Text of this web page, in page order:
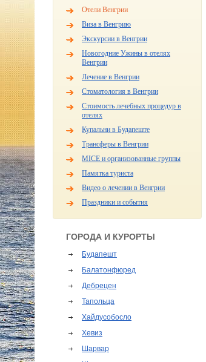
Отели Венгрии
Виза в Венгрию
Экскурсии в Венгрии
Новогодние Ужины в отелях
Венгрии
Лечение в Венгрии
Стоматология в Венгрии
Стоимость лечебных процедур в
отелях
Купальни в Будапеште
Трансферы в Венгрии
MICE и организованные группы
Памятка туриста
Видео о лечении в Венгрии
Праздники и события
ГОРОДА И КУРОРТЫ
Будапешт
Балатонфюред
Дебрецен
Тапольца
Хайдусобосло
Хевиз
Шарвар